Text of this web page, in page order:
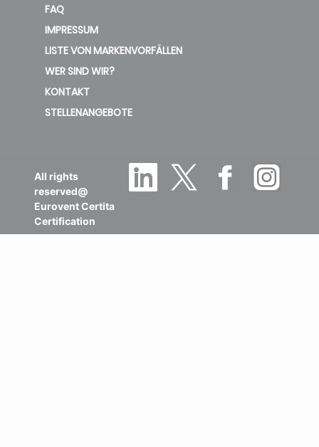
FAQ
IMPRESSUM
LISTE VON MARKENVORFÄLLEN
WER SIND WIR?
KONTAKT
STELLENANGEBOTE
All rights
reserved@
Eurovent Certita
Certification